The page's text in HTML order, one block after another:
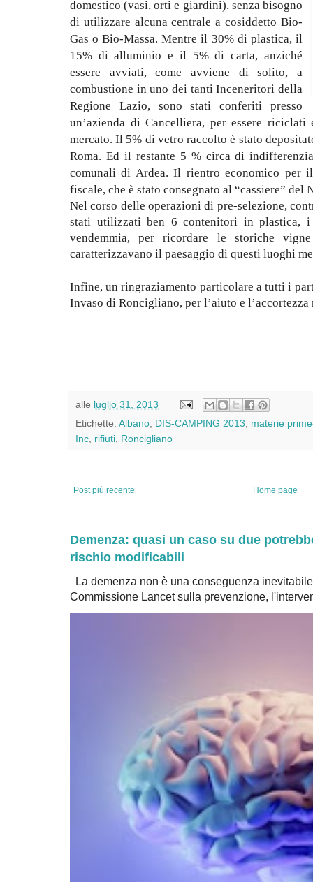
domestico (vasi, orti e giardini), senza bisogno
di utilizzare alcuna centrale a cosiddetto Bio-
Gas o Bio-Massa. Mentre il 30% di plastica, il
15% di alluminio e il 5% di carta, anziché
essere avviati, come avviene di solito, a
combustione in uno dei tanti Inceneritori della
Regione Lazio, sono stati conferiti presso
un’azienda di Cancelliera, per essere riciclati
mercato. Il 5% di vetro raccolto è stato
Roma. Ed il restante 5 % circa di
comunali di Ardea. Il rientro economico per
fiscale, che è stato consegnato al “cassiere” del
Nel corso delle operazioni di pre-selezione,
stati utilizzati ben 6 contenitori in plastica,
vendemmia, per ricordare le storiche
caratterizzavano il paesaggio di questi luoghi
Infine, un ringraziamento particolare a tutti i
Invaso di Roncigliano, per l’aiuto e l’accortezza
alle luglio 31, 2013
Etichette: Albano DIS-CAMPING 2013
materie
Inc rifiuti Roncigliano
Post più recente Home page
Demenza: quasi un caso su due
rischio modificabili
La demenza non è una conseguenza
Commissione Lancet sulla prevenzione,